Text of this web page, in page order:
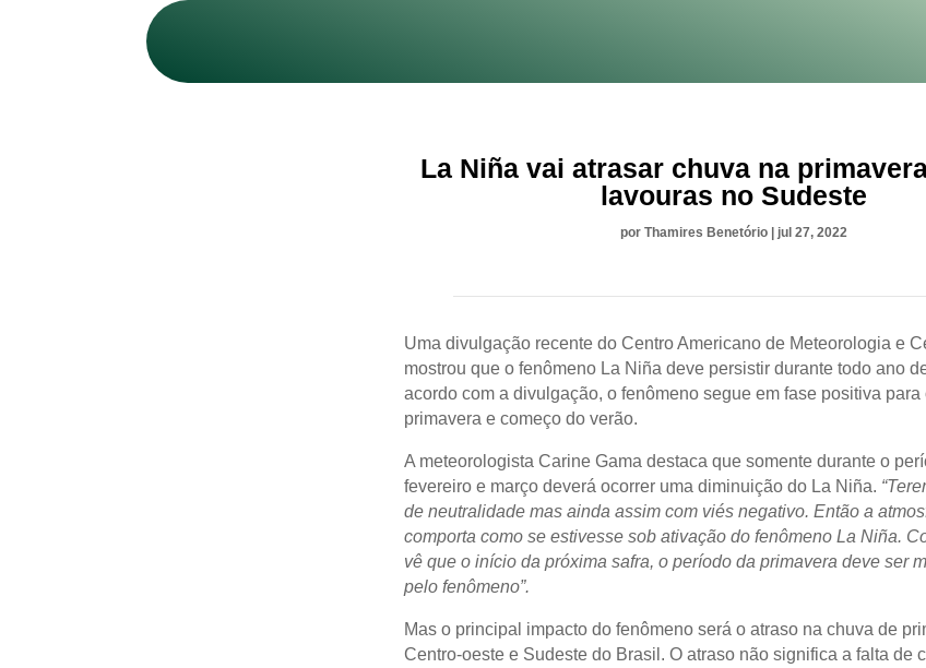
La Niña vai atrasar chuva na
lavouras no Sudeste
por Thamires Benetório | jul 27, 2022
Uma divulgação recente do Centro Americano de Meteorologia e
mostrou que o fenômeno La Niña deve persistir durante todo ano
acordo com a divulgação, o fenômeno segue em fase positiva para
primavera e começo do verão.
A meteorologista Carine Gama destaca que somente durante o
fevereiro e março deverá ocorrer uma diminuição do La Niña.
de neutralidade mas ainda assim com viés negativo. Então a
comporta como se estivesse sob ativação do fenômeno La Niña.
vê que o início da próxima safra, o período da primavera deve ser
pelo fenômeno”.
Mas o principal impacto do fenômeno será o atraso na chuva de
Centro-oeste e Sudeste do Brasil. O atraso não significa a falta de